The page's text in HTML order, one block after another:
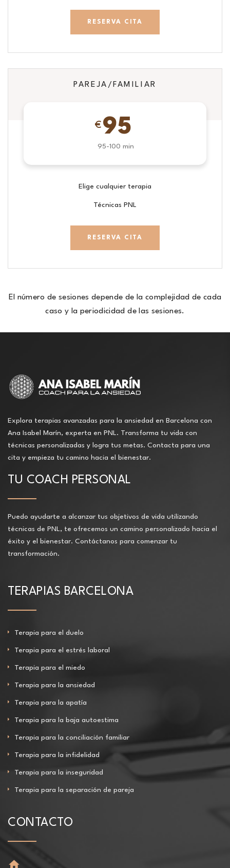
RESERVA CITA
PAREJA/FAMILIAR
€ 95
95-100 min
Elige cualquier terapia
Técnicas PNL
RESERVA CITA
El número de sesiones depende de la complejidad de cada
caso y la periodicidad de las sesiones.
Explora terapias avanzadas para la ansiedad en Barcelona con
Ana Isabel Marín, experta en PNL. Transforma tu vida con
técnicas personalizadas y logra tus metas. Contacta para una
cita y empieza tu camino hacia el bienestar.
TU COACH PERSONAL
Puedo ayudarte a alcanzar tus objetivos de vida utilizando
técnicas de PNL, te ofrecemos un camino personalizado hacia el
éxito y el bienestar. Contáctanos para comenzar tu
transformación.
TERAPIAS BARCELONA
Terapia para el duelo
Terapia para el estrés laboral
Terapia para el miedo
Terapia para la ansiedad
Terapia para la apatía
Terapia para la baja autoestima
Terapia para la conciliación familiar
Terapia para la infidelidad
Terapia para la inseguridad
Terapia para la separación de pareja
CONTACTO